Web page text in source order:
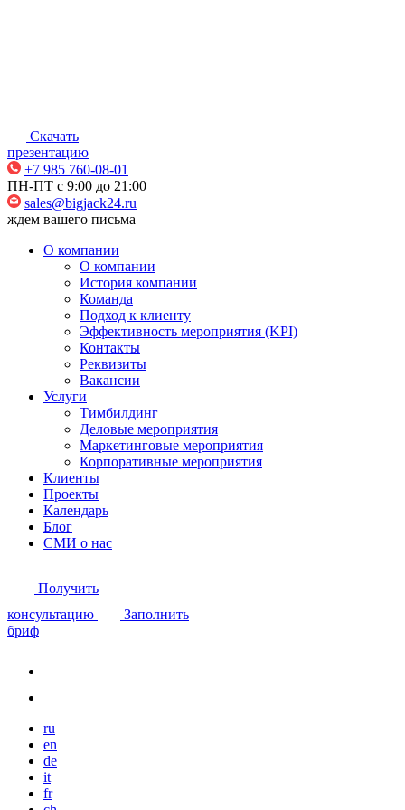
Скачать
презентацию
+7 985 760-08-01
ПН-ПТ c 9:00 до 21:00
sales@bigjack24.ru
ждем вашего письма
О компании
О компании
История компании
Команда
Подход к клиенту
Эффективность мероприятия (KPI)
Контакты
Реквизиты
Вакансии
Услуги
Тимбилдинг
Деловые мероприятия
Маркетинговые мероприятия
Корпоративные мероприятия
Клиенты
Проекты
Календарь
Блог
СМИ о нас
Получить
консультацию
Заполнить
бриф
ru
en
de
it
fr